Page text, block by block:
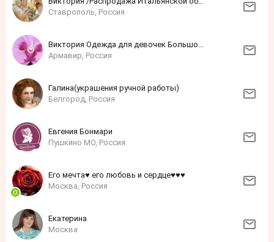
Ставрополь, Россия
Виктория Одежда для девочек Большой пристрой!
Армавир, Россия
Галина(украшения ручной работы)
Белгород, Россия
Евгения Бонмари
Пушкино МО, Россия
Его мечта♥ его любовь и сердце♥♥♥
Москва, Россия
Екатерина
Москва